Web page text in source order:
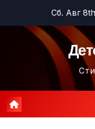
содержимому
Сб. Авг